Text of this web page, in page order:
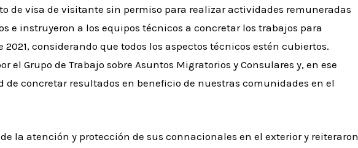
de visa de visitante sin permiso para realizar actividades remuneradas
e instruyeron a los equipos técnicos a concretar los trabajos para
considerando que todos los aspectos técnicos estén cubiertos.
el Grupo de Trabajo sobre Asuntos Migratorios y Consulares y, en ese
concretar resultados en beneficio de nuestras comunidades en el
la atención y protección de sus connacionales en el exterior y reiteraron